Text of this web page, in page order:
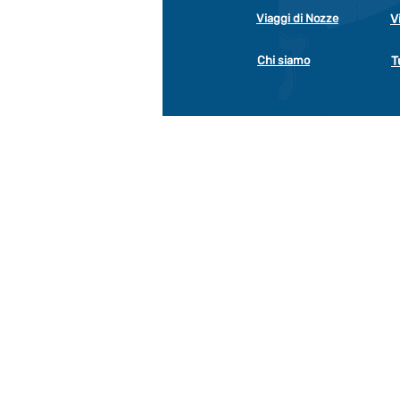
Viaggi di Nozze
Chi siamo